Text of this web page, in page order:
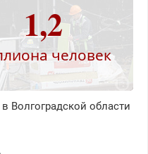
1,2
человек
в Волгоградской области